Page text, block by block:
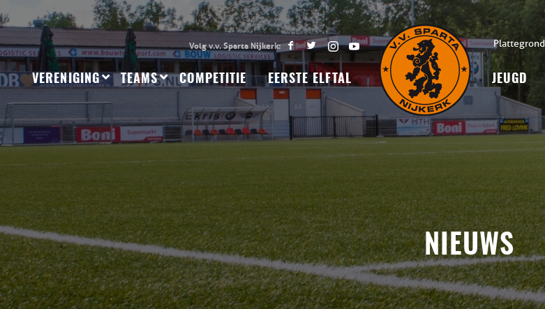
Plattegrond
VERENIGING TEAMS COMPETITIE EERSTE ELFTAL JEUGD
NIEUWS